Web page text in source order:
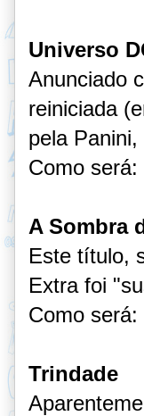
Universo
Anunciado
reiniciada
pela
Como
A Sombra
Este título,
Extra foi
Como
Trindade